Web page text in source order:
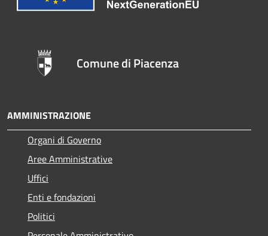
Comune di Piacenza
AMMINISTRAZIONE
Organi di Governo
Aree Amministrative
Uffici
Enti e fondazioni
Politici